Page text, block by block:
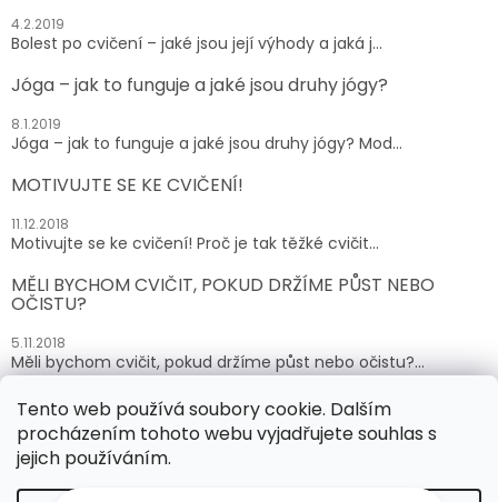
Tento web používá soubory cookie. Dalším
procházením tohoto webu vyjadřujete souhlas s
jejich používáním.
4.2.2019
Bolest po cvičení – jaké jsou její výhody a jaká j...
Jóga – jak to funguje a jaké jsou druhy jógy?
8.1.2019
Jóga – jak to funguje a jaké jsou druhy jógy? Mod...
MOTIVUJTE SE KE CVIČENÍ!
11.12.2018
Motivujte se ke cvičení! Proč je tak těžké cvičit...
MĚLI BYCHOM CVIČIT, POKUD DRŽÍME PŮST NEBO
OČISTU?
5.11.2018
Měli bychom cvičit, pokud držíme půst nebo očistu?...
ARCHIV